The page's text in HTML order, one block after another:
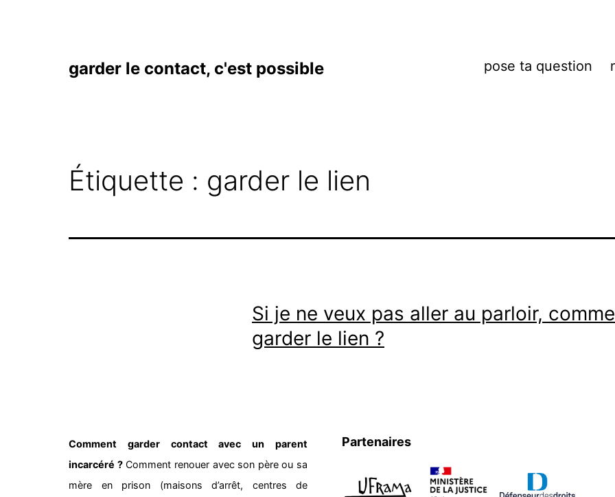
garder le contact, c'est possible pose ta question
Étiquette : garder le lien
Si je ne veux pas aller au parloir,
garder le lien ?
Comment garder contact avec un parent
incarcéré ?Comment renouer avec son père ou sa
mère en prison (maisons d’arrêt, centres de
Partenaires